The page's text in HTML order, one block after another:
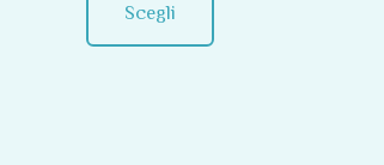
Scegli